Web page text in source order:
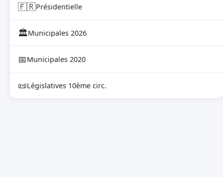
🇫🇷Présidentielle
🏛Municipales 2026
📅Municipales 2020
📜Législatives 10ème circ.